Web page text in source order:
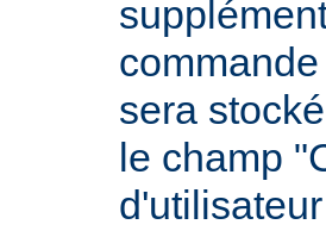
sera
le champ